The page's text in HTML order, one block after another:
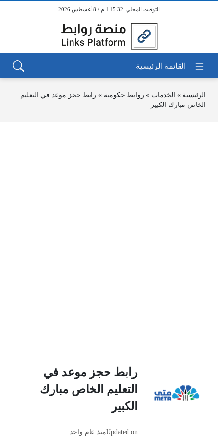
1:15:32 م / 8 أغسطس 2026
الرئيسية » الخدمات » روابط حكومية » رابط حجز موعد في التعليم
الخاص مبارك الكبير
رابط حجز موعد في
التعليم الخاص مبارك
الكبير
Updated onمنذ عام واحد